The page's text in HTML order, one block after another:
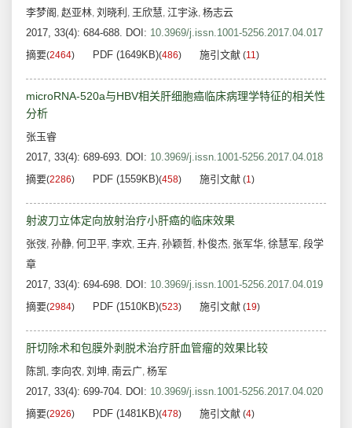
李梦阁 , 赵亚林, 刘晓利 , 王欣慧, 江宇泳, 杨志云
2017, 33(4): 684-688. DOI: 10.3969/j.issn.1001-5256.2017.04.017
摘要(2464) PDF (1649KB)(486) 施引文献 (11)
microRNA-520a与HBV相关肝细胞癌临床病理学特征的相关性
分析
张玉睿
2017, 33(4): 689-693. DOI: 10.3969/j.issn.1001-5256.2017.04.018
摘要(2286) PDF (1559KB)(458) 施引文献 (1)
射波刀立体定向放射治疗小肝癌的临床效果
张弢, 孙静, 何卫平, 李欢, 王卉, 孙颖哲, 朴俊杰, 张军华, 徐慧军, 段学
章
2017, 33(4): 694-698. DOI: 10.3969/j.issn.1001-5256.2017.04.019
摘要(2984) PDF (1510KB)(523) 施引文献 (19)
肝切除术和包膜外剥脱术治疗肝血管瘤的效果比较
陈凯, 李向农, 刘坤, 南云广, 杨军
2017, 33(4): 699-704. DOI: 10.3969/j.issn.1001-5256.2017.04.020
摘要(2926) PDF (1481KB)(478) 施引文献 (4)